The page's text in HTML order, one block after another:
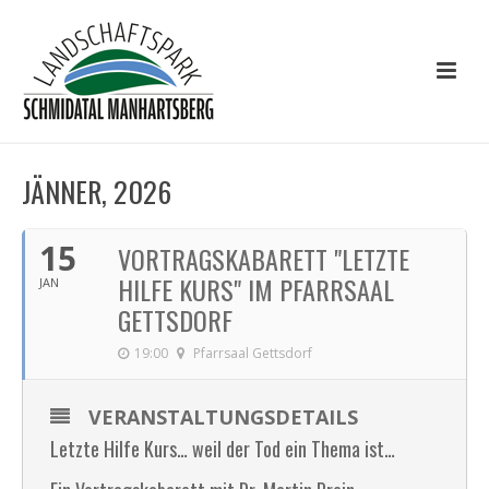
JÄNNER, 2026
15
JAN
VORTRAGSKABARETT "LETZTE
HILFE KURS" IM PFARRSAAL
GETTSDORF
19:00 Pfarrsaal Gettsdorf
VERANSTALTUNGSDETAILS
Letzte Hilfe Kurs… weil der Tod ein Thema ist…